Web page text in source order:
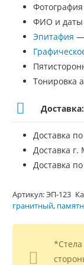
ФИО и даты
Эпитафия —
Тонировка
Доставка:
Доставка
Доставка
Доставка
Артикул:ЭП-123
гранитный,
*Стела